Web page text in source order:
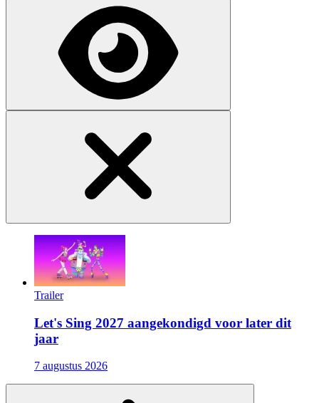
Trailer
Let's Sing 2027 aangekondigd voor later dit
jaar
7 augustus 2026